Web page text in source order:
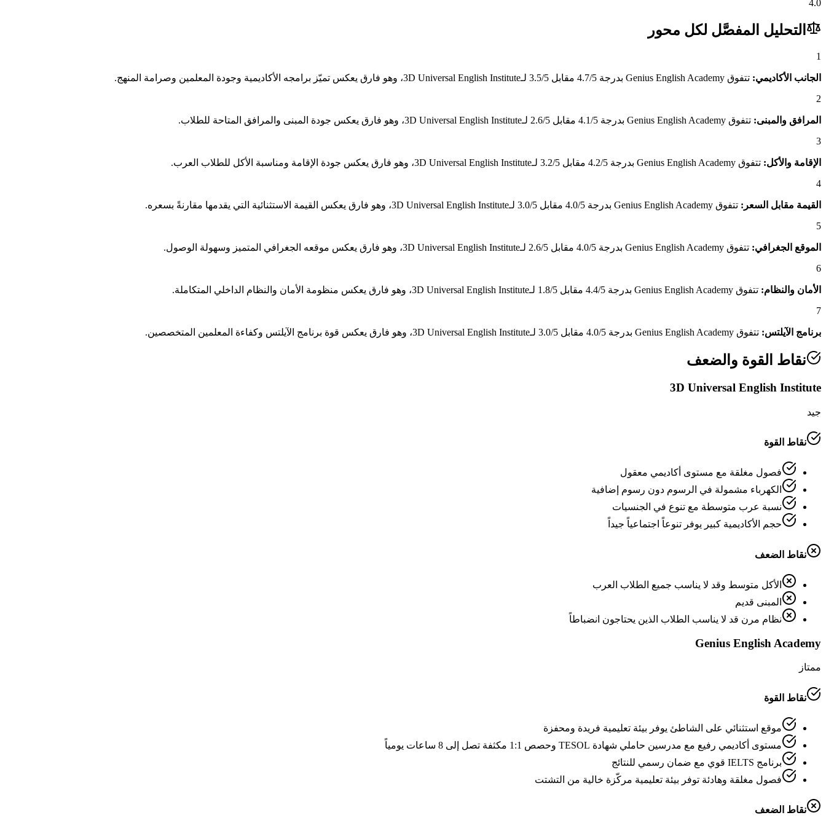
4.0
التحليل المفصَّل لكل محور
1
الجانب الأكاديمي: تتفوق Genius English Academy بدرجة 4.7/5 مقابل 3.5/5 لـ3D Universal English Institute، وهو فارق يعكس تميّز برامجه الأكاديمية وجودة المعلمين وصرامة المنهج.
2
المرافق والمبنى: تتفوق Genius English Academy بدرجة 4.1/5 مقابل 2.6/5 لـ3D Universal English Institute، وهو فارق يعكس جودة المبنى والمرافق المتاحة للطلاب.
3
الإقامة والأكل: تتفوق Genius English Academy بدرجة 4.2/5 مقابل 3.2/5 لـ3D Universal English Institute، وهو فارق يعكس جودة الإقامة ومناسبة الأكل للطلاب العرب.
4
القيمة مقابل السعر: تتفوق Genius English Academy بدرجة 4.0/5 مقابل 3.0/5 لـ3D Universal English Institute، وهو فارق يعكس القيمة الاستثنائية التي يقدمها مقارنةً بسعره.
5
الموقع الجغرافي: تتفوق Genius English Academy بدرجة 4.0/5 مقابل 2.6/5 لـ3D Universal English Institute، وهو فارق يعكس موقعه الجغرافي المتميز وسهولة الوصول.
6
الأمان والنظام: تتفوق Genius English Academy بدرجة 4.4/5 مقابل 1.8/5 لـ3D Universal English Institute، وهو فارق يعكس منظومة الأمان والنظام الداخلي المتكاملة.
7
برنامج الآيلتس: تتفوق Genius English Academy بدرجة 4.0/5 مقابل 3.0/5 لـ3D Universal English Institute، وهو فارق يعكس قوة برنامج الآيلتس وكفاءة المعلمين المتخصصين.
نقاط القوة والضعف
3D Universal English Institute
جيد
نقاط القوة
فصول مغلقة مع مستوى أكاديمي معقول
الكهرباء مشمولة في الرسوم دون رسوم إضافية
نسبة عرب متوسطة مع تنوع في الجنسيات
حجم الأكاديمية كبير يوفر تنوعاً اجتماعياً جيداً
نقاط الضعف
الأكل متوسط وقد لا يناسب جميع الطلاب العرب
المبنى قديم
نظام مرن قد لا يناسب الطلاب الذين يحتاجون انضباطاً
Genius English Academy
ممتاز
نقاط القوة
موقع استثنائي على الشاطئ يوفر بيئة تعليمية فريدة ومحفزة
مستوى أكاديمي رفيع مع مدرسين حاملي شهادة TESOL وحصص 1:1 مكثفة تصل إلى 8 ساعات يومياً
برنامج IELTS قوي مع ضمان رسمي للنتائج
فصول مغلقة وهادئة توفر بيئة تعليمية مركّزة خالية من التشتت
نقاط الضعف